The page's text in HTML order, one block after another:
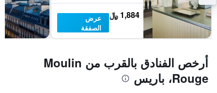
سعر
غرفة
1,884 ﷼
عرض
الصفقة
أرخص الفنادق بالقرب من Moulin
Rouge، باريس